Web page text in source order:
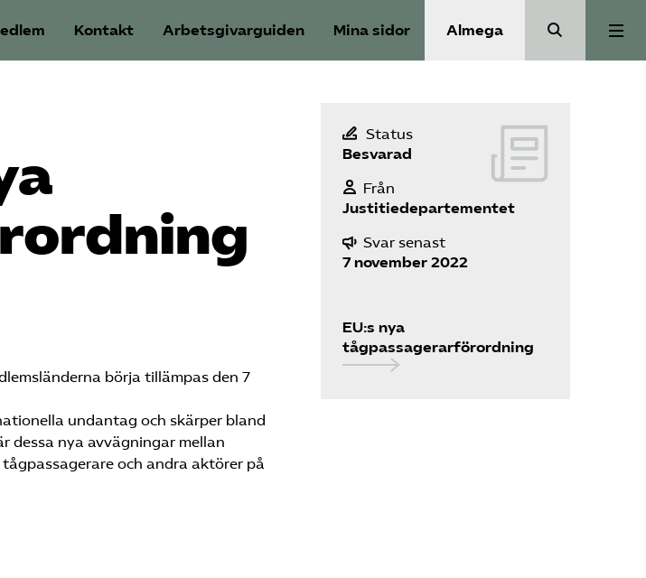
Kontakt Arbetsgivarguiden Mina sidor Almega
Reformagenda för järnvägen
Våra frågor
Om oss
börja tillämpas den 7
undantag och skärper bland
dessa nya avvägningar mellan
och andra aktörer på
Status
Besvarad
Från
Justitiedepartementet
Svar senast
7 november 2022
EU:s nya
tågpassagerarförordning